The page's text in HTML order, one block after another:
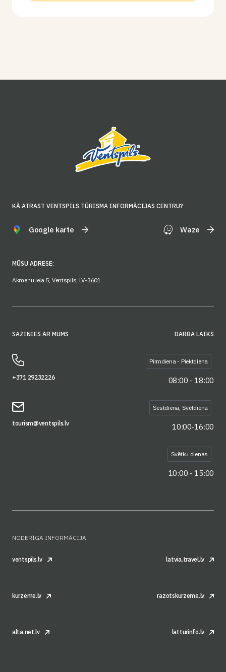
KĀ ATRAST VENTSPILS TŪRISMA INFORMĀCIJAS CENTRU?
Google karte Waze
MŪSU ADRESE:
Akmeņu iela 5, Ventspils, LV-3601
SAZINIES AR MUMS
+371 29232226
tourism@ventspils.lv
DARBA LAIKS
Pirmdiena - Piektdiena
08:00 - 18:00
Sestdiena, Svētdiena
10:00-16:00
Svētku dienas
10:00 - 15:00
NODERĪGA INFORMĀCIJA
ventspils.lv latvia.travel.lv
kurzeme.lv razotskurzeme.lv
alta.net.lv latturinfo.lv